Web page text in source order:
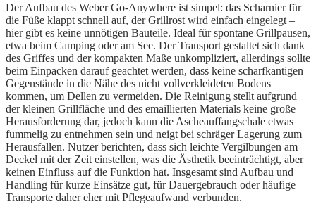
Der Aufbau des Weber Go-Anywhere ist simpel: das Scharnier für
die Füße klappt schnell auf, der Grillrost wird einfach eingelegt –
hier gibt es keine unnötigen Bauteile. Ideal für spontane Grillpausen,
etwa beim Camping oder am See. Der Transport gestaltet sich dank
des Griffes und der kompakten Maße unkompliziert, allerdings sollte
beim Einpacken darauf geachtet werden, dass keine scharfkantigen
Gegenstände in die Nähe des nicht vollverkleideten Bodens
kommen, um Dellen zu vermeiden. Die Reinigung stellt aufgrund
der kleinen Grillfläche und des emaillierten Materials keine große
Herausforderung dar, jedoch kann die Ascheauffangschale etwas
fummelig zu entnehmen sein und neigt bei schräger Lagerung zum
Herausfallen. Nutzer berichten, dass sich leichte Vergilbungen am
Deckel mit der Zeit einstellen, was die Ästhetik beeinträchtigt, aber
keinen Einfluss auf die Funktion hat. Insgesamt sind Aufbau und
Handling für kurze Einsätze gut, für Dauergebrauch oder häufige
Transporte daher eher mit Pflegeaufwand verbunden.